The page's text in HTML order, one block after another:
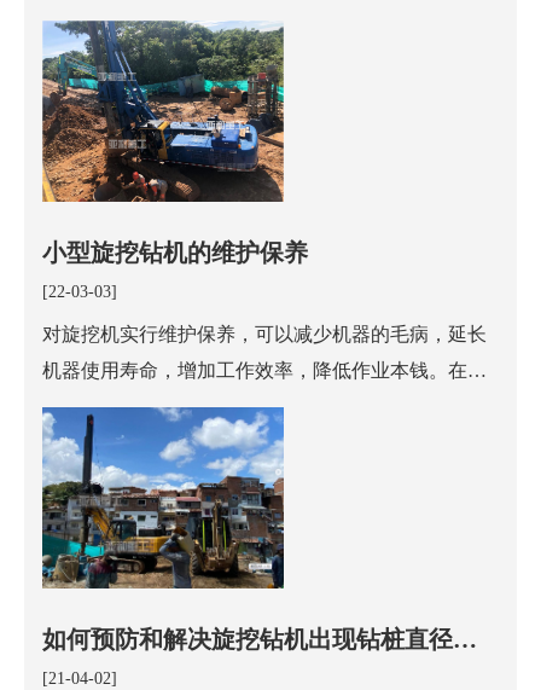
但我们在日常使用中对他不进行合理维护的话也会减
短它的使用寿命。下面就有亚和重工的技术人员给我
们
小型旋挖钻机的维护保养
[22-03-03]
对旋挖机实行维护保养，可以减少机器的毛病，延长
机器使用寿命，增加工作效率，降低作业本钱。在日
常工作中，只需管理好燃油、光滑油、水和空气，就
可减少机器 70% 的故障。
如何预防和解决旋挖钻机出现钻桩直径小
于设计直径
[21-04-02]